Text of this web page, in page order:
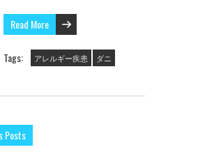
Read More
Tags: アレルギー疾患 ダニ
Posts